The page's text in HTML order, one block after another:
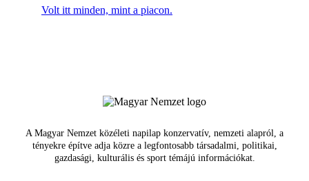
Volt itt minden, mint a piacon.
A Magyar Nemzet közéleti napilap konzervatív, nemzeti alapról, a
tényekre építve adja közre a legfontosabb társadalmi, politikai,
gazdasági, kulturális és sport témájú információkat.